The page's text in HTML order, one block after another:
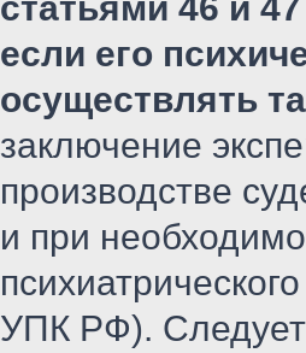
если его
осуществлять
заключение
производстве
и при
УПК РФ). Следует